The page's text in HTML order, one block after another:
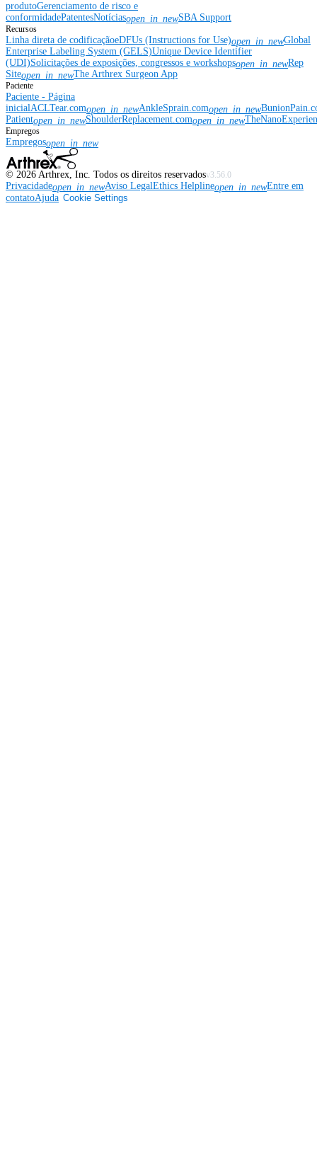
produtoGerenciamento de risco e
conformidadePatentesNotíciasopen_in_newSBA Support
Recursos
Linha direta de codificaçãoeDFUs (Instructions for Use)open_in_newGlobal
Enterprise Labeling System (GELS)Unique Device Identifier
(UDI)Solicitações de exposições, congressos e workshopsopen_in_newRep
Siteopen_in_newThe Arthrex Surgeon App
Paciente
Paciente - Página
inicialACLTear.comopen_in_newAnkleSprain.comopen_in_new
Patientopen_in_newShoulderReplacement.comopen_in_new
Empregos
Empregosopen_in_new
© 2026 Arthrex, Inc. Todos os direitos reservadosv3.56.0
Privacidadeopen_in_newAviso LegalEthics Helplineopen_in_newEntre em
contatoAjuda Cookie Settings